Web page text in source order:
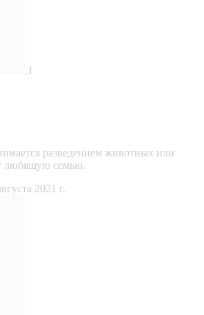
1
разведением животных или
любящую семью.
2021 г.